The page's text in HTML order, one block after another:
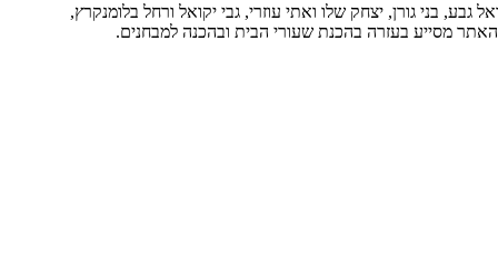
בני גורן, יצחק שלו ואתי עוזרי, גבי יקואל ורחל בלומנקרץ,
מסייע בעזרה בהכנת שעורי הבית ובהכנה למבחנים.